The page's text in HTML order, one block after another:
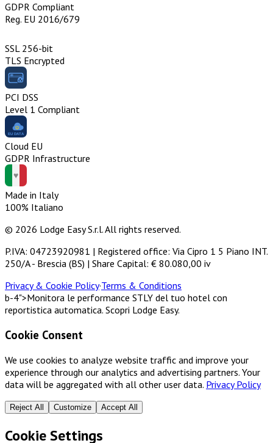
GDPR Compliant
Reg. EU 2016/679
SSL 256-bit
TLS Encrypted
PCI DSS
Level 1 Compliant
Cloud EU
GDPR Infrastructure
Made in Italy
100% Italiano
© 2026 Lodge Easy S.r.l. All rights reserved.
P.IVA: 04723920981 | Registered office: Via Cipro 1 5 Piano INT.
250/A - Brescia (BS) | Share Capital: € 80.080,00 iv
Privacy & Cookie Policy·Terms & Conditions
b-4">Monitora le performance STLY del tuo hotel con
reportistica automatica. Scopri Lodge Easy.
Cookie Consent
We use cookies to analyze website traffic and improve your
experience through our analytics and advertising partners. Your
data will be aggregated with all other user data. Privacy Policy
Reject All Customize Accept All
Cookie Settings